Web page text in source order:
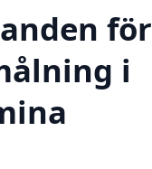
för
i